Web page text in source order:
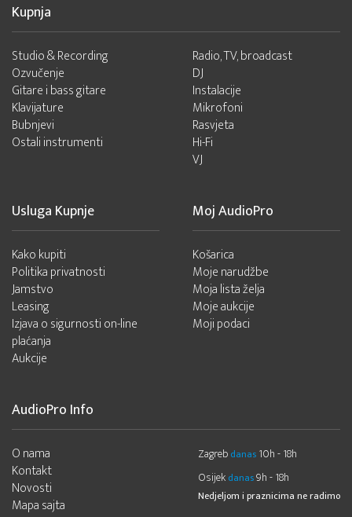
Kupnja
Studio & Recording
Ozvučenje
Gitare i bass gitare
Klavijature
Bubnjevi
Ostali instrumenti
Radio, TV, broadcast
DJ
Instalacije
Mikrofoni
Rasvjeta
Hi-Fi
VJ
Usluga Kupnje
Kako kupiti
Politika privatnosti
Jamstvo
Leasing
Izjava o sigurnosti on-line
plaćanja
Aukcije
Moj AudioPro
Košarica
Moje narudžbe
Moja lista želja
Moje aukcije
Moji podaci
AudioPro Info
O nama
Kontakt
Novosti
Mapa sajta
Zagreb danas 10h - 18h
Osijek danas9h - 18h
Nedjeljom i praznicima ne radimo